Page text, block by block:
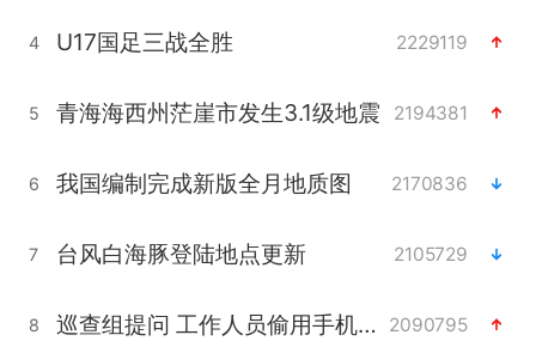
4 U17国足三战全胜 2229119
5 青海海西州茫崖市发生3.1级地震 2194381
6 我国编制完成新版全月地质图 2170836
7 台风白海豚登陆地点更新 2105729
8 巡查组提问 工作人员偷用手机查答案 2090795